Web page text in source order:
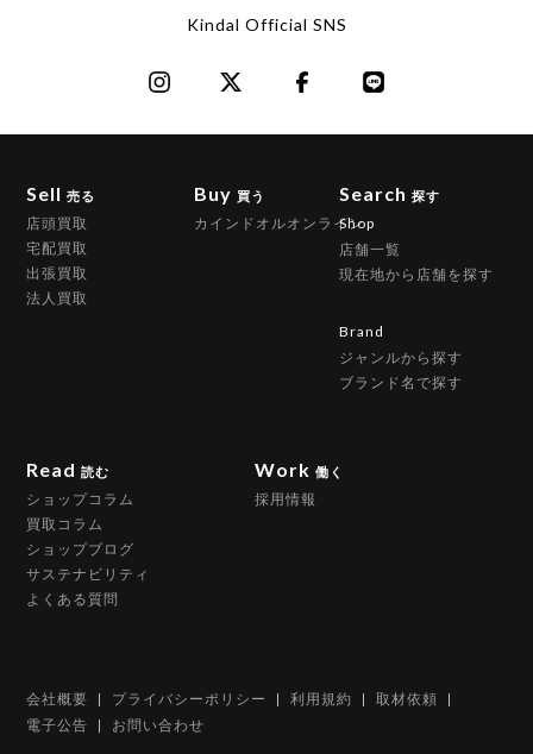
Kindal Official SNS
Sell売る
店頭買取
宅配買取
出張買取
法人買取
Buy 買う
カインドオルオンライン
Search 探す
Shop
店舗一覧
現在地から店舗を探す
Brand
ジャンルから探す
ブランド名で探す
Read読む
ショップコラム
買取コラム
ショップブログ
サステナビリティ
よくある質問
Work 働く
採用情報
会社概要 プライバシーポリシー 利用規約
取材依頼
電子公告
お問い合わせ